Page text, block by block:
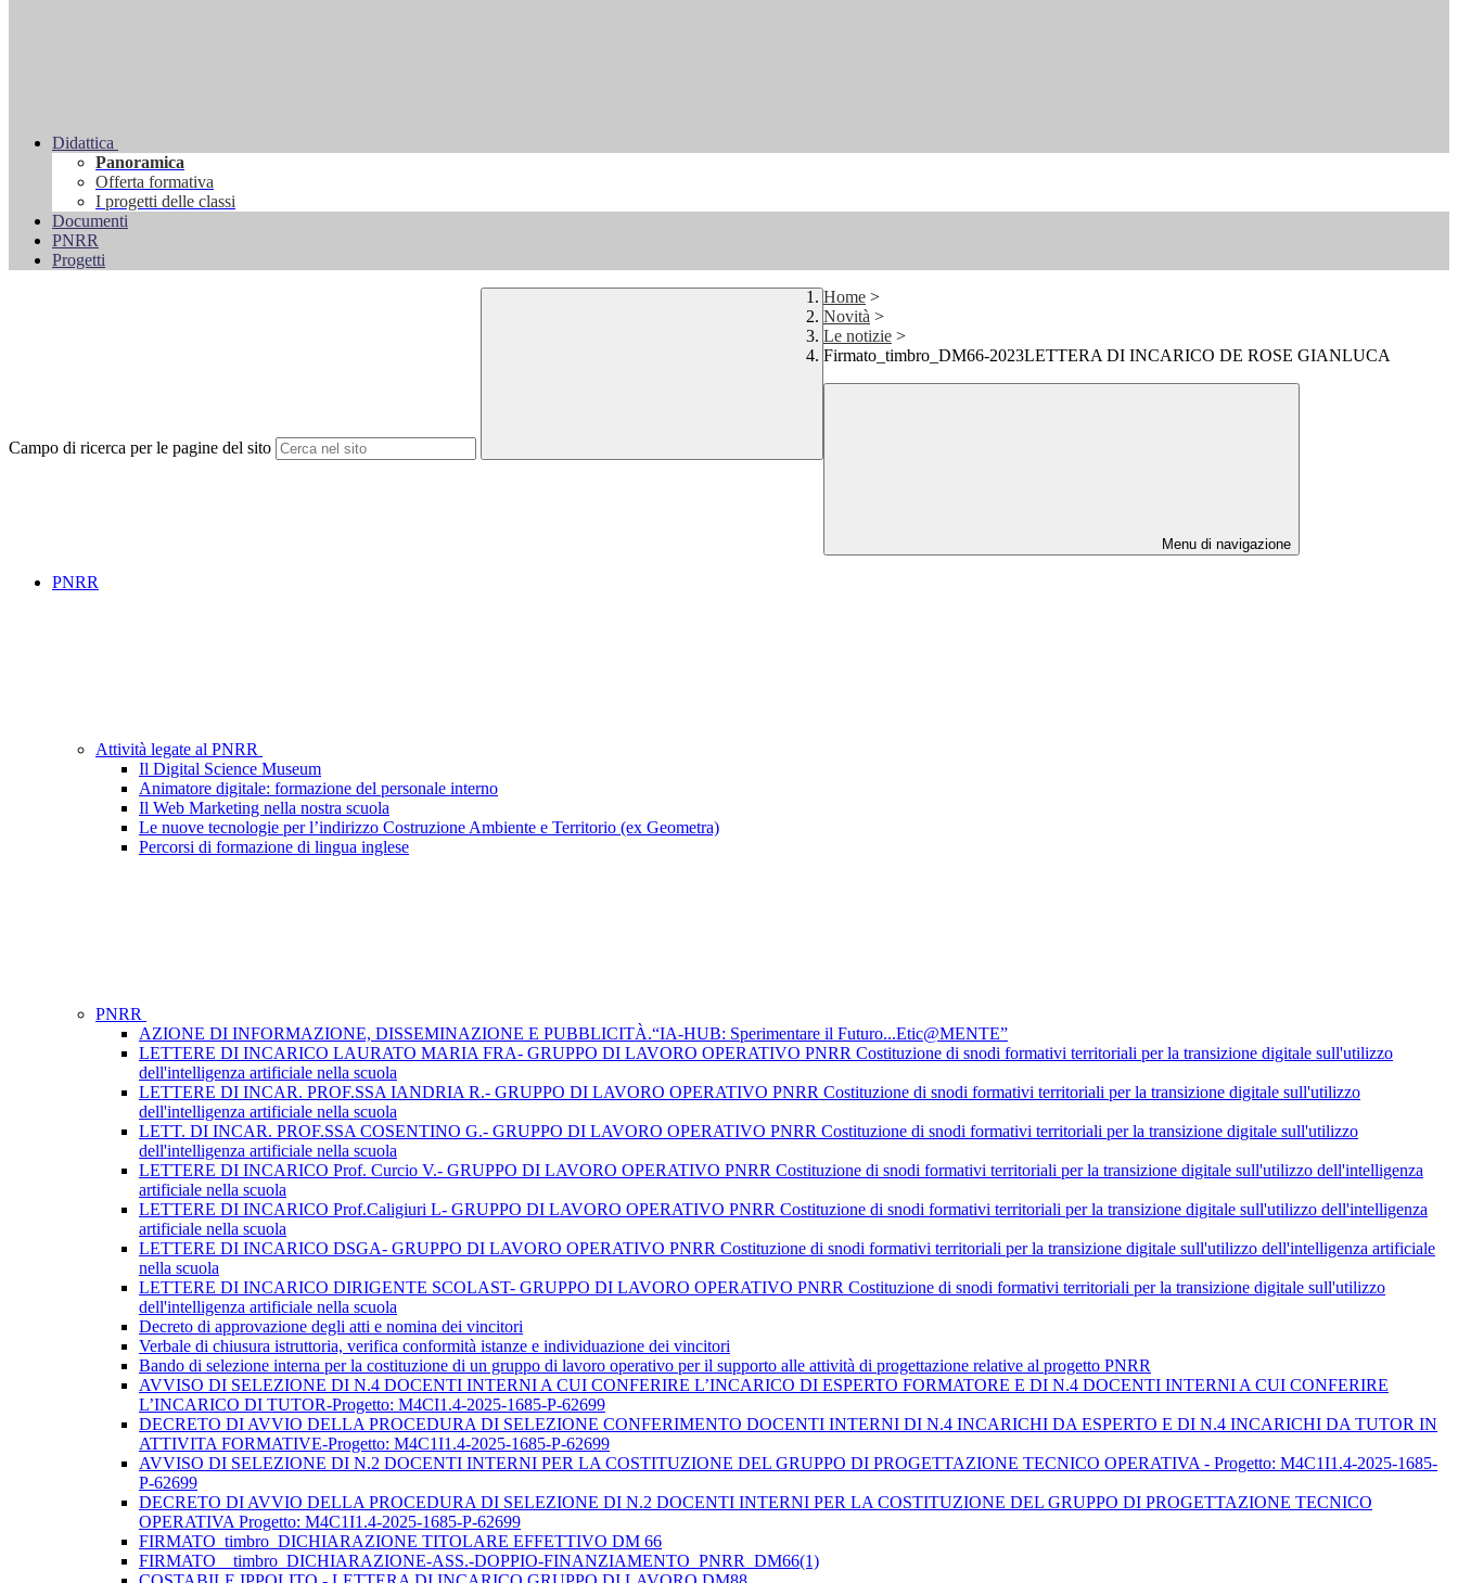
Didattica
Panoramica
Offerta formativa
I progetti delle classi
Documenti
PNRR
Progetti
Campo di ricerca per le pagine del sito
Home >
Novità >
Le notizie >
Firmato_timbro_DM66-2023LETTERA DI INCARICO DE ROSE GIANLUCA
Menu di navigazione
PNRR
Attività legate al PNRR
Il Digital Science Museum
Animatore digitale: formazione del personale interno
Il Web Marketing nella nostra scuola
Le nuove tecnologie per l’indirizzo Costruzione Ambiente e Territorio (ex Geometra)
Percorsi di formazione di lingua inglese
PNRR
AZIONE DI INFORMAZIONE, DISSEMINAZIONE E PUBBLICITÀ.“IA-HUB: Sperimentare il Futuro...Etic@MENTE”
LETTERE DI INCARICO LAURATO MARIA FRA- GRUPPO DI LAVORO OPERATIVO PNRR Costituzione di snodi formativi territoriali per la transizione digitale sull'utilizzo
dell'intelligenza artificiale nella scuola
LETTERE DI INCAR. PROF.SSA IANDRIA R.- GRUPPO DI LAVORO OPERATIVO PNRR Costituzione di snodi formativi territoriali per la transizione digitale sull'utilizzo
dell'intelligenza artificiale nella scuola
LETT. DI INCAR. PROF.SSA COSENTINO G.- GRUPPO DI LAVORO OPERATIVO PNRR Costituzione di snodi formativi territoriali per la transizione digitale sull'utilizzo
dell'intelligenza artificiale nella scuola
LETTERE DI INCARICO Prof. Curcio V.- GRUPPO DI LAVORO OPERATIVO PNRR Costituzione di snodi formativi territoriali per la transizione digitale sull'utilizzo dell'intelligenza
artificiale nella scuola
LETTERE DI INCARICO Prof.Caligiuri L- GRUPPO DI LAVORO OPERATIVO PNRR Costituzione di snodi formativi territoriali per la transizione digitale sull'utilizzo dell'intelligenza
artificiale nella scuola
LETTERE DI INCARICO DSGA- GRUPPO DI LAVORO OPERATIVO PNRR Costituzione di snodi formativi territoriali per la transizione digitale sull'utilizzo dell'intelligenza artificiale
nella scuola
LETTERE DI INCARICO DIRIGENTE SCOLAST- GRUPPO DI LAVORO OPERATIVO PNRR Costituzione di snodi formativi territoriali per la transizione digitale sull'utilizzo
dell'intelligenza artificiale nella scuola
Decreto di approvazione degli atti e nomina dei vincitori
Verbale di chiusura istruttoria, verifica conformità istanze e individuazione dei vincitori
Bando di selezione interna per la costituzione di un gruppo di lavoro operativo per il supporto alle attività di progettazione relative al progetto PNRR
AVVISO DI SELEZIONE DI N.4 DOCENTI INTERNI A CUI CONFERIRE L’INCARICO DI ESPERTO FORMATORE E DI N.4 DOCENTI INTERNI A CUI CONFERIRE
L’INCARICO DI TUTOR-Progetto: M4CI1.4-2025-1685-P-62699
DECRETO DI AVVIO DELLA PROCEDURA DI SELEZIONE CONFERIMENTO DOCENTI INTERNI DI N.4 INCARICHI DA ESPERTO E DI N.4 INCARICHI DA TUTOR IN
ATTIVITA FORMATIVE-Progetto: M4C1I1.4-2025-1685-P-62699
AVVISO DI SELEZIONE DI N.2 DOCENTI INTERNI PER LA COSTITUZIONE DEL GRUPPO DI PROGETTAZIONE TECNICO OPERATIVA - Progetto: M4C1I1.4-2025-1685-
P-62699
DECRETO DI AVVIO DELLA PROCEDURA DI SELEZIONE DI N.2 DOCENTI INTERNI PER LA COSTITUZIONE DEL GRUPPO DI PROGETTAZIONE TECNICO
OPERATIVA Progetto: M4C1I1.4-2025-1685-P-62699
FIRMATO_timbro_DICHIARAZIONE TITOLARE EFFETTIVO DM 66
FIRMATO__timbro_DICHIARAZIONE-ASS.-DOPPIO-FINANZIAMENTO_PNRR_DM66(1)